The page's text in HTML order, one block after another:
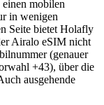
mobilen
in wenigen
Seite bietet Holafly
Airalo eSIM nicht
(genauer
+43), über die
ausgehende